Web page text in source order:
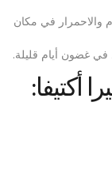
والاحمرار في مكان
في غضون أيام قليلة.
أكتيفا: